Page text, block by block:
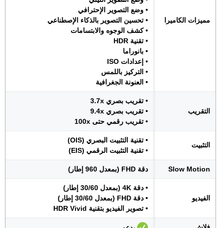
مميزات الكاميرا
• وضع التصوير الإحترافي
• تحسين التصوير بالذكاء الإصطناعي
• كشف الوجوه والابتسامات
• تقنية HDR
• بانوراما
• إعدادات ISO
• التركيز باللمس
• العنونة الجغرافية
التقريب
• تقريب بصري 3.7x
• تقريب بصري 9.4x
• تقريب رقمي حتى 100x
التثبيت
• تقنية التثبيت البصري (OIS)
• تقنية التثبيت الرقمي (EIS)
Slow Motion دقة FHD (بمعدل 960 إطار)
الفيديو
• دقة 4K (بمعدل 30/60 إطار)
• دقة FHD (بمعدل 30/60 إطار)
• تصوير الفيديو بتقنية HDR Vivid